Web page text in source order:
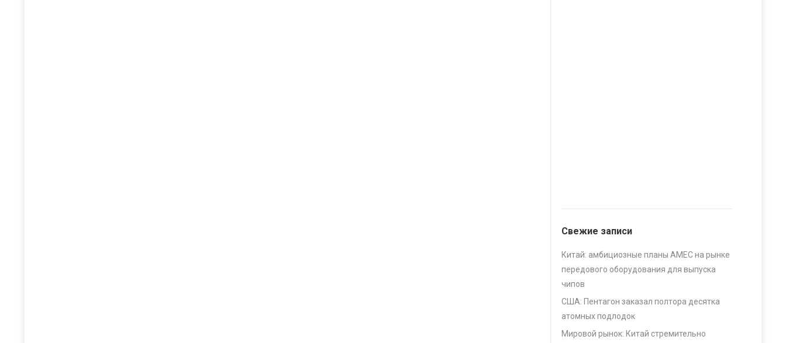
Свежие записи
Китай: амбициозные планы AMEC на рынке
передового оборудования для выпуска
чипов
США: Пентагон заказал полтора десятка
атомных подлодок
Мировой рынок: Китай стремительно